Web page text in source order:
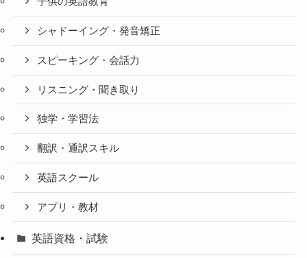
シャドーイング・発音矯正
スピーキング・会話力
リスニング・聞き取り
独学・学習法
翻訳・通訳スキル
英語スクール
アプリ・教材
英語資格・試験